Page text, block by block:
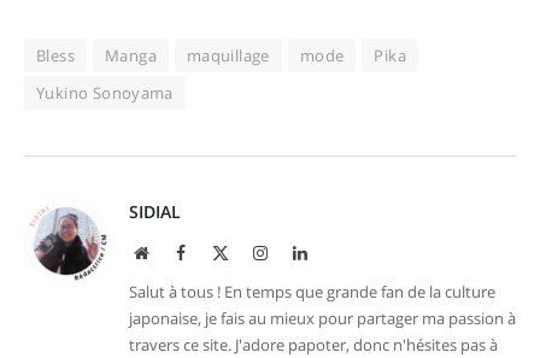
Bless Manga maquillage mode
Pika
Yukino Sonoyama
SIDIAL
Site
Facebook InstagramLinkedIn
Salut à tous ! En temps que grande fan de la culture
japonaise, je fais au mieux pour partager ma passion à
travers ce site. J'adore papoter, donc n'hésites pas à